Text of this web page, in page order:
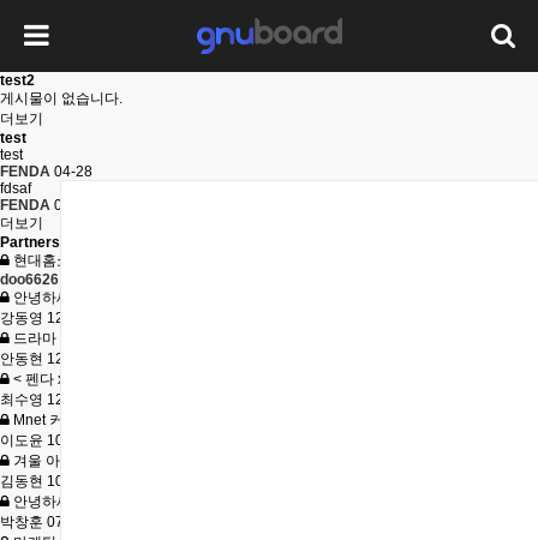
test2
게시물이 없습니다.
더보기
test
test
FENDA 04-28
fdsaf
FENDA 04-28
더보기
Partnership
현대홈쇼핑 온라인몰 Hmall의 신규입점 제안…
doo6626
안녕하세요 OTT 드라마 아이쇼핑 소품팀 입니…
강동영 12-28
드라마 소파 협찬 문의드립니다.
안동현 12-11
< 펜다 x 노블레스 수현 > 마케팅 제휴 프…
최수영 12-07
Mnet 커플펠리스 PPL 제안드립니다
이도윤 10-26
겨울 아이스링크 마케팅 제안
김동현 10-12
안녕하세요. 트랜디랩 박창훈입니다. 쇼파관련 …
박창훈 07-21